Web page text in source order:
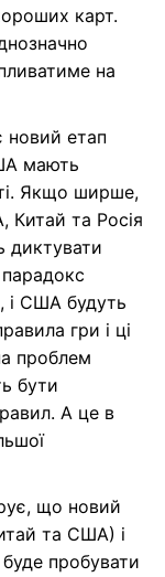
карт.
на
новий етап
мають
Якщо ширше,
Китай та Росія
диктувати
і США будуть
гри і ці
проблем
бути
А це в
що новий
та США) і
пробувати